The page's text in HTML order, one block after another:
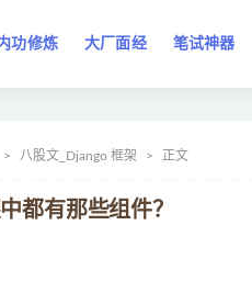
功修炼 大厂面经 笔试神器
八股文_Django 框架 正文
都有那些组件？